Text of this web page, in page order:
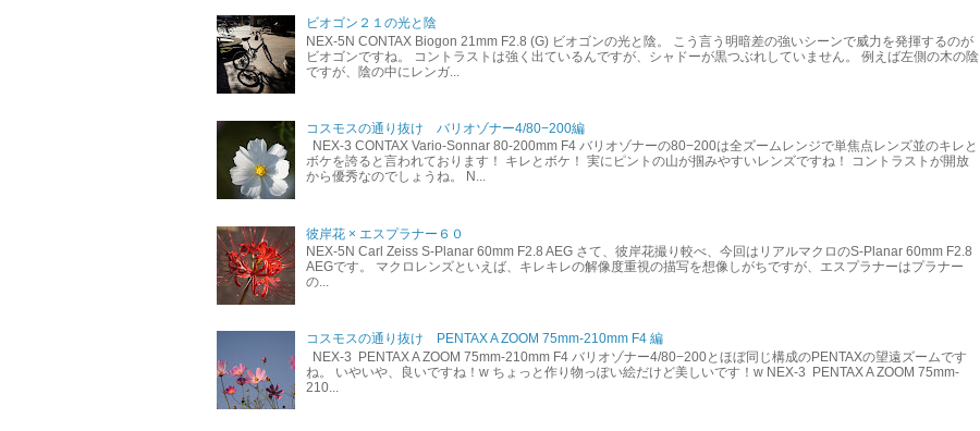
ビオゴン２１の光と陰
NEX-5N CONTAX Biogon 21mm F2.8 (G) ビオゴンの光と陰。 こう言う明暗差の強いシーンで威力を発揮するのが
ビオゴンですね。 コントラストは強く出ているんですが、シャドーが黒つぶれしていません。 例えば左側の木の陰
ですが、陰の中にレンガ...
コスモスの通り抜け バリオゾナー4/80−200編
NEX-3 CONTAX Vario-Sonnar 80-200mm F4 バリオゾナーの80−200は全ズームレンジで単焦点レンズ並のキレと
ボケを誇ると言われております！ キレとボケ！ 実にピントの山が掴みやすいレンズですね！ コントラストが開放
から優秀なのでしょうね。 N...
彼岸花 × エスプラナー６０
NEX-5N Carl Zeiss S-Planar 60mm F2.8 AEG さて、彼岸花撮り較べ、今回はリアルマクロのS-Planar 60mm F2.8
AEGです。 マクロレンズといえば、キレキレの解像度重視の描写を想像しがちですが、エスプラナーはプラナー
の...
コスモスの通り抜け PENTAX A ZOOM 75mm-210mm F4 編
NEX-3 PENTAX A ZOOM 75mm-210mm F4 バリオゾナー4/80−200とほぼ同じ構成のPENTAXの望遠ズームです
ね。 いやいや、良いですね！w ちょっと作り物っぽい絵だけど美しいです！w NEX-3 PENTAX A ZOOM 75mm-
210...